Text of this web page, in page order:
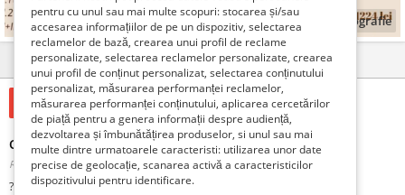
fotografie
Detalii Contact
792 Lei
CURSURI LIMBA GERMANĂ reducere de vara
Romania, Ilfov, Bucuresti Sector 5, Bucuresti, Publicat 3 săptămâni în urmă
????Summer Sale -20%????
pentru cu unul sau mai multe scopuri: stocarea și/sau
accesarea informațiilor de pe un dispozitiv, selectarea
reclamelor de bază, crearea unui profil de reclame
personalizate, selectarea reclamelor personalizate, crearea
unui profil de conținut personalizat, selectarea conținutului
personalizat, măsurarea performanței reclamelor,
măsurarea performanței conținutului, aplicarea cercetărilor
de piață pentru a genera informații despre audiență,
dezvoltarea și îmbunătățirea produselor, si unul sau mai
multe dintre urmatoarele caracteristi: utilizarea unor date
precise de geolocație, scanarea activă a caracteristicilor
dispozitivului pentru identificare.